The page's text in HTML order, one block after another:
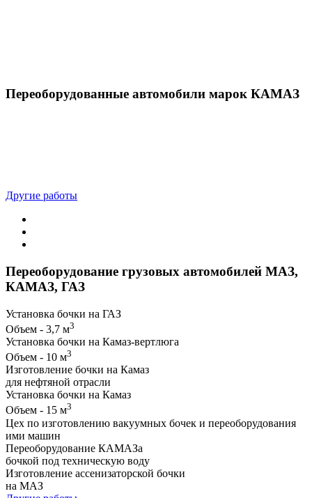
Переоборудованные автомобили марок КАМАЗ
Другие работы
Переоборудование грузовых автомобилей МАЗ,
КАМАЗ, ГАЗ
Установка бочки на ГАЗ
Объем - 3,7 м3
Установка бочки на Камаз-вертлюга
Объем - 10 м3
Изготовление бочки на Камаз
для нефтяной отрасли
Установка бочки на Камаз
Объем - 15 м3
Цех по изготовлению вакуумных бочек и переоборудования
ими машин
Переоборудование КАМАЗа
бочкой под техническую воду
Изготовление ассенизаторской бочки
на МАЗ